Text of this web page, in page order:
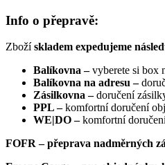
Info o přepravě:
Zbožískladem expedujeme
Balíkovna –vyberete si box
Balíkovna na adresu –
Zásilkovna –doručení
PPL –komfortní doručení
WE|DO –komfortní
FOFR – přeprava nadměrných